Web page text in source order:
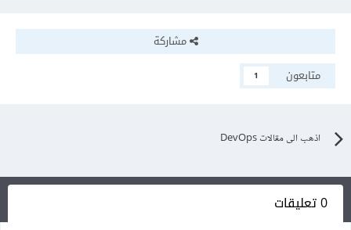
مشاركة
متابعون
1
اذهب الى مقالات DevOps
0 تعليقات